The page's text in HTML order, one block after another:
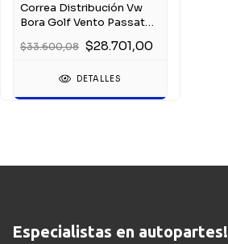
Correa Distribución Vw
Bora Golf Vento Passat
$33.600,08 $28.701,00
DETALLES
Especialistas en autopartes!